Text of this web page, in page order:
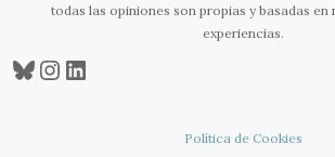
todas las opiniones son propias y basadas en
experiencias.
Bluesky InstagramLinkedIn
Política de Cookies